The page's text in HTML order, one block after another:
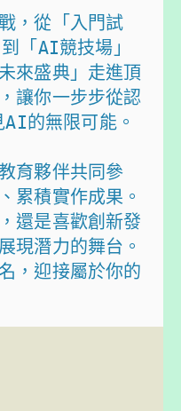
，從「入門試
「AI競技場」
來盛典」走進頂
讓你一步步從認
的無限可能。
育夥伴共同參
累積實作成果。
還是喜歡創新發
現潛力的舞台。
，迎接屬於你的